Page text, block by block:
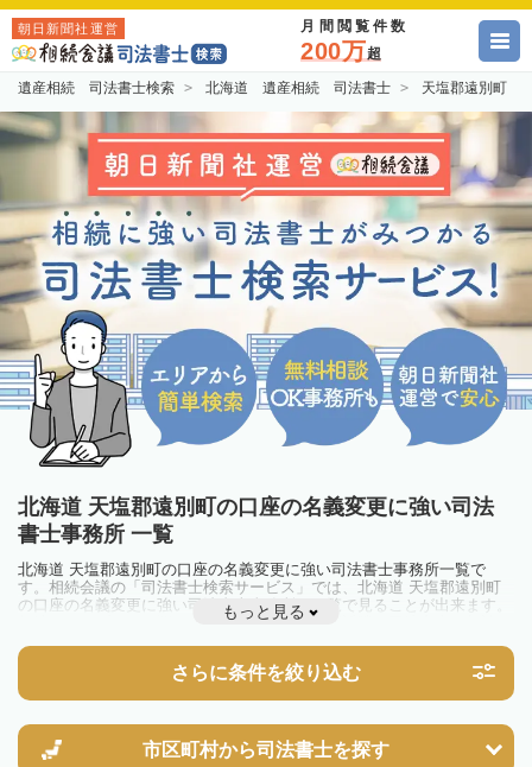
朝日新聞社運営 月間閲覧件数
200万超
遺産相続 司法書士検索 北海道 遺産相続 司法書士 天塩郡遠別町
北海道 天塩郡遠別町の口座の名義変更に強い司法
書士事務所 一覧
北海道 天塩郡遠別町の口座の名義変更に強い司法書士事務所一覧で
す。相続会議の「司法書士検索サービス」では、北海道 天塩郡遠別町
の口座の名義変更に強い司法書士事務所を一覧で見ることが出来ます。
相続のトラブルやお悩みを抱えている方は一度近隣の司法書士に相談し
もっと見る
さらに条件を絞り込む
市区町村から司法書士を探す